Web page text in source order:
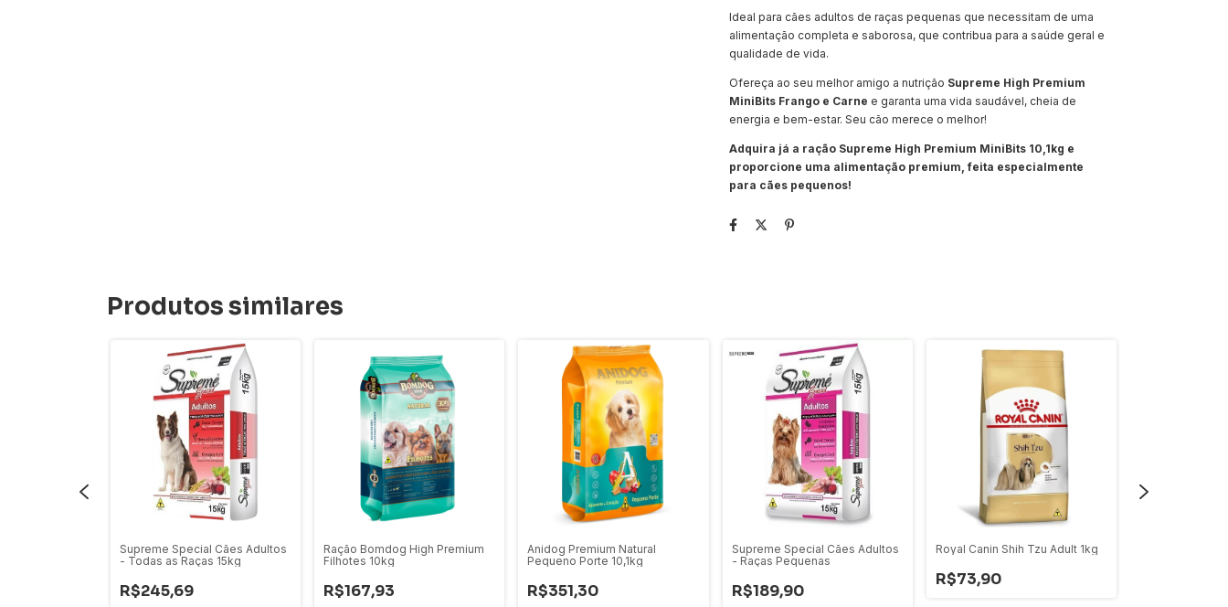
Ideal para cães adultos de raças pequenas que necessitam de uma
alimentação completa e saborosa, que contribua para a saúde geral e
qualidade de vida.
Ofereça ao seu melhor amigo a nutrição Supreme High Premium
MiniBits Frango e Carne e garanta uma vida saudável, cheia de
energia e bem-estar. Seu cão merece o melhor!
Adquira já a ração Supreme High Premium MiniBits 10,1kg e
proporcione uma alimentação premium, feita especialmente
para cães pequenos!
Produtos similares
Supreme Special Cães Adultos
- Todas as Raças 15kg
R$245,69
Ração Bomdog High Premium
Filhotes 10kg
R$167,93
Anidog Premium Natural
Pequeno Porte 10,1kg
R$351,30
Supreme Special Cães Adultos
- Raças Pequenas
R$189,90
Royal Canin Shih Tzu Adult 1kg
R$73,90